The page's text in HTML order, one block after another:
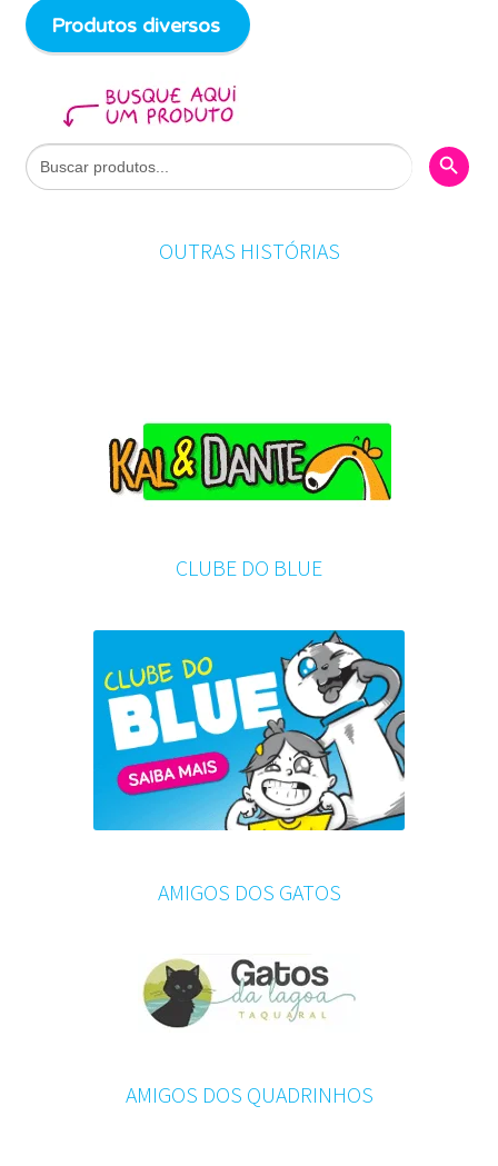
Produtos diversos
Search
for:
Search
OUTRAS HISTÓRIAS
CLUBE DO BLUE
AMIGOS DOS GATOS
AMIGOS DOS QUADRINHOS